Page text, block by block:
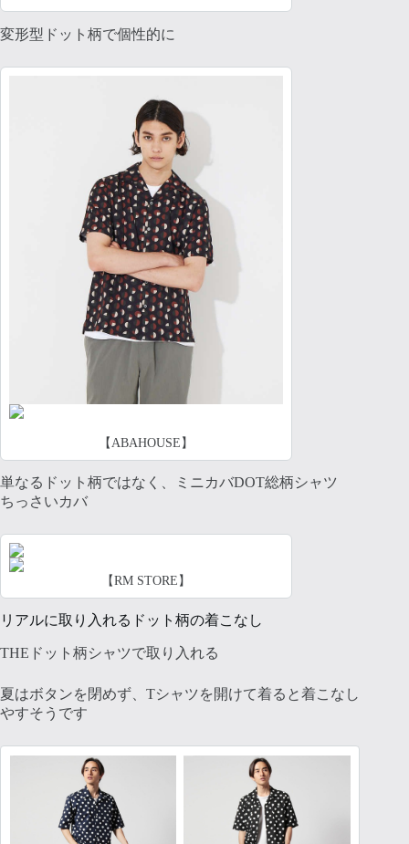
変形型ドット柄で個性的に
【ABAHOUSE】
単なるドット柄ではなく、ミニカバDOT総柄シャツ
ちっさいカバ
【RM STORE】
リアルに取り入れるドット柄の着こなし
THEドット柄シャツで取り入れる
夏はボタンを閉めず、Tシャツを開けて着ると着こなし
やすそうです